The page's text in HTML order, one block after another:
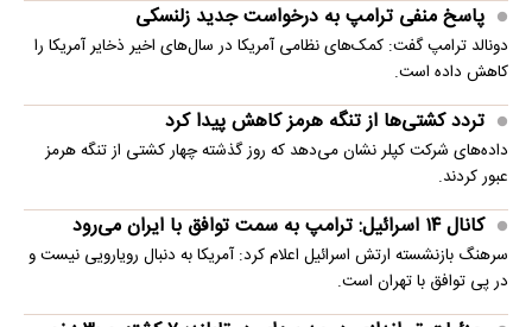
پاسخ منفی ترامپ به درخواست جدید زلنسکی
دونالد ترامپ گفت: کمک‌های نظامی آمریکا در سال‌های اخیر ذخایر آمریکا را
کاهش داده است.
تردد کشتی‌ها از تنگه هرمز کاهش پیدا کرد
داده‌های شرکت کپلر نشان می‌دهد که روز گذشته چهار کشتی از تنگه هرمز
عبور کردند.
کانال ۱۴ اسرائیل: ترامپ به سمت توافق با ایران می‌رود
سرهنگ بازنشسته ارتش اسرائیل اعلام کرد: آمریکا به دنبال رویارویی نیست و
در پی توافق با تهران است.